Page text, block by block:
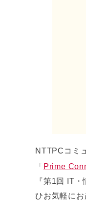
NTTPCコミ
「 Prime
『第1回 IT
ひお気軽にお